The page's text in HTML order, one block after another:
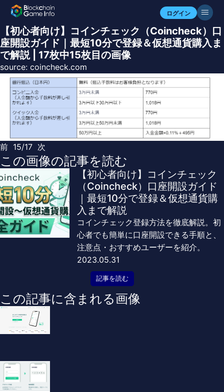
ログイン
【初心者向け】コインチェック（Coincheck）口
座開設ガイド｜最短10分で登録＆仮想通貨購入ま
で解説 | 17枚中15枚目の画像
source: coincheck.com
前 15/17 次
この画像の記事を読む
【初心者向け】コインチェック
（Coincheck）口座開設ガイド
｜最短10分で登録＆仮想通貨購
入まで解説
コインチェック登録方法を徹底解説。初
心者でも簡単に口座開設できる手順と、
注意点・おすすめユーザーを紹介。
2023.05.31
記事を読む
この記事に含まれる画像